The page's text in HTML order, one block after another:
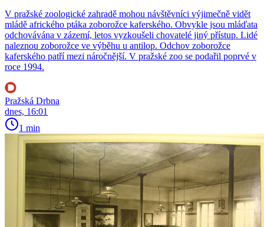
V pražské zoologické zahradě mohou návštěvníci výjimečně vidět
mládě afrického ptáka zoborožce kaferského. Obvykle jsou mláďata
odchovávána v zázemí, letos vyzkoušeli chovatelé jiný přístup. Lidé
naleznou zoborožce ve výběhu u antilop. Odchov zoborožce
kaferského patří mezi náročnější. V pražské zoo se podařil poprvé v
roce 1994.
Pražská Drbna
dnes, 16:01
1 min